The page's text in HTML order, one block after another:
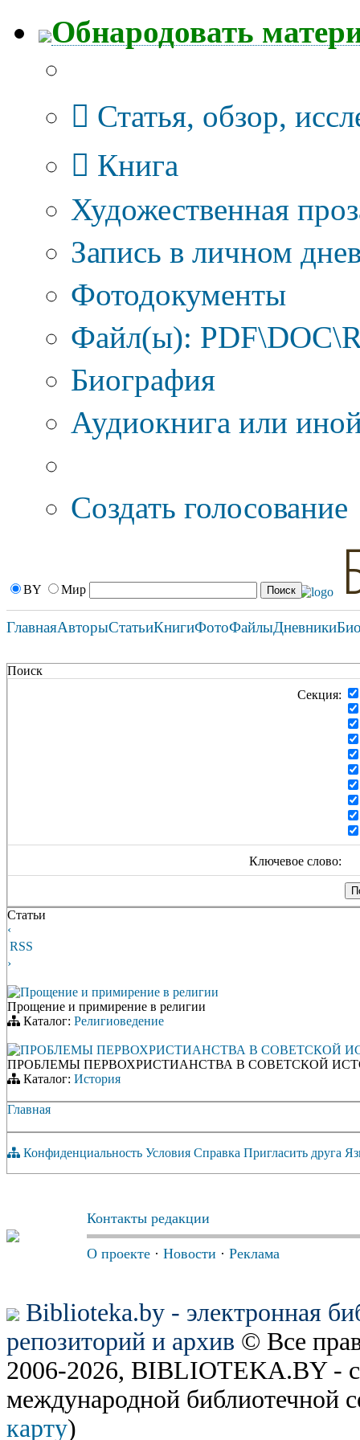
Обнародовать
Статья, обзор,
Книга
Художественная
Запись в личном
Фотодокументы
Файл(ы):
Биография
Аудиокнига или
Создать голосование
BY Мир
ГлавнаяАвторыСтатьиКнигиФотоФайлыДневники
Поиск
Секция:
Ключевое слово:
Статьи
‹
RSS
›
Прощение и примирение в религии
Прощение и примирение в религии
Каталог: Религиоведение
ПРОБЛЕМЫ ПЕРВОХРИСТИАНСТВА В СОВЕТСКОЙ
ПРОБЛЕМЫ ПЕРВОХРИСТИАНСТВА В СОВЕТСКОЙ
Каталог: История
Главная
Конфиденциальность Условия Справка Пригласить друга
Контакты редакции
О проекте · Новости · Реклама
Biblioteka.by - электронная
репозиторий и архив © Все
2006-2026, BIBLIOTEKA.BY -
международной библиотечной
карту)